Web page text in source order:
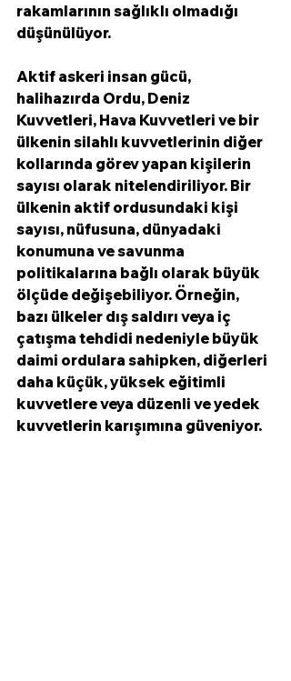
rakamlarının sağlıklı olmadığı
düşünülüyor.
Aktif askeri insan gücü,
halihazırda Ordu, Deniz
Kuvvetleri, Hava Kuvvetleri ve bir
ülkenin silahlı kuvvetlerinin diğer
kollarında görev yapan kişilerin
sayısı olarak nitelendiriliyor. Bir
ülkenin aktif ordusundaki kişi
sayısı, nüfusuna, dünyadaki
konumuna ve savunma
politikalarına bağlı olarak büyük
ölçüde değişebiliyor. Örneğin,
bazı ülkeler dış saldırı veya iç
çatışma tehdidi nedeniyle büyük
daimi ordulara sahipken, diğerleri
daha küçük, yüksek eğitimli
kuvvetlere veya düzenli ve yedek
kuvvetlerin karışımına güveniyor.